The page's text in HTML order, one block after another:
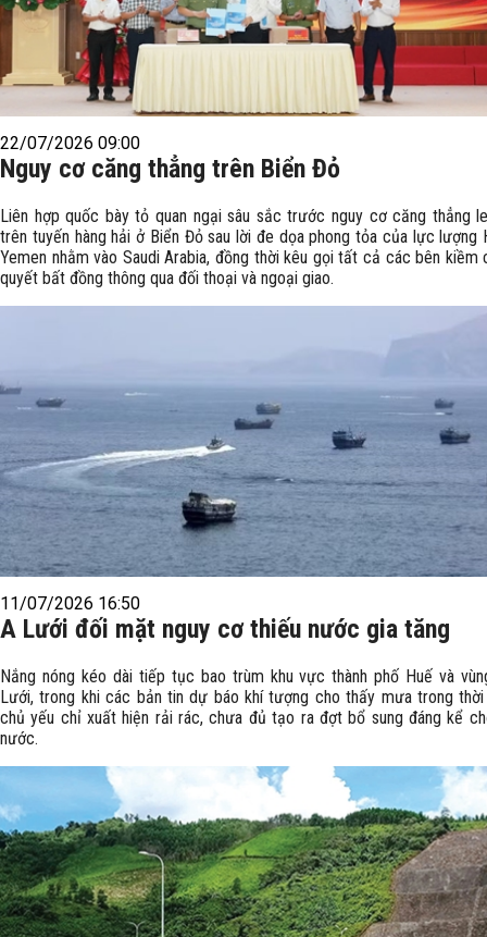
22/07/2026 09:00
Nguy cơ căng thẳng trên Biển Đỏ
Liên hợp quốc bày tỏ quan ngại sâu sắc trước nguy cơ căng thẳng
trên tuyến hàng hải ở Biển Đỏ sau lời đe dọa phong tỏa của lực lượng
Yemen nhằm vào Saudi Arabia, đồng thời kêu gọi tất cả các bên kiềm
quyết bất đồng thông qua đối thoại và ngoại giao.
11/07/2026 16:50
A Lưới đối mặt nguy cơ thiếu nước gia tăng
Nắng nóng kéo dài tiếp tục bao trùm khu vực thành phố Huế và
Lưới, trong khi các bản tin dự báo khí tượng cho thấy mưa trong
chủ yếu chỉ xuất hiện rải rác, chưa đủ tạo ra đợt bổ sung đáng kể
nước.